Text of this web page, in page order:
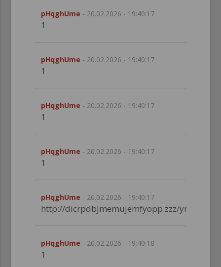
pHqghUme - 20.02.2026 - 19:40:17
1
pHqghUme - 20.02.2026 - 19:40:17
1
pHqghUme - 20.02.2026 - 19:40:17
1
pHqghUme - 20.02.2026 - 19:40:17
1
pHqghUme - 20.02.2026 - 19:40:17
http://dicrpdbjmemujemfyopp.zzz/
pHqghUme - 20.02.2026 - 19:40:18
1